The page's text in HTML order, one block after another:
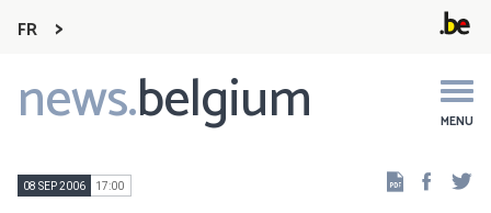
FR
news.belgium MENU
Main
navigation
08 SEP 2006 17:00